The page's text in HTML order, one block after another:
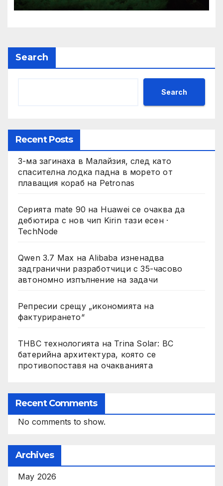
редови култури
Search
Search
Recent Posts
3-ма загинаха в Малайзия, след като
спасителна лодка падна в морето от
плаващия кораб на Petronas
Серията mate 90 на Huawei се очаква да
дебютира с нов чип Kirin тази есен ·
TechNode
Qwen 3.7 Max на Alibaba изненадва
задгранични разработчици с 35-часово
автономно изпълнение на задачи
Репресии срещу „икономията на
фактурирането“
THBC технологията на Trina Solar: BC
батерийна архитектура, която се
противопоставя на очакванията
Recent Comments
No comments to show.
Archives
May 2026